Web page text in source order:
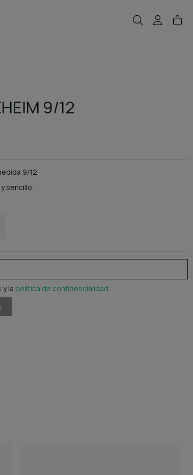
9/12
9/12
sencillo.
y la política de confidencialidad